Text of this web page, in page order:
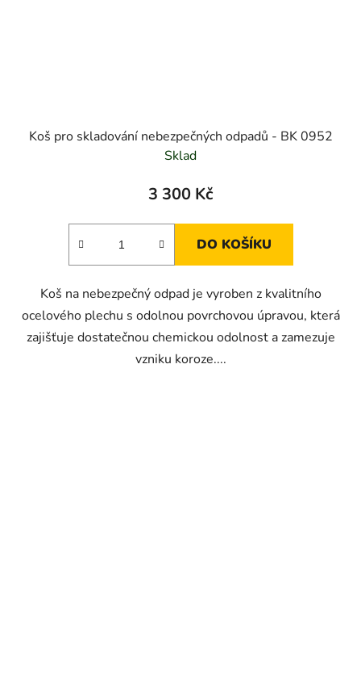
Koš pro skladování nebezpečných odpadů - BK 0952
Sklad
3 300 Kč
DO KOŠÍKU
Koš na nebezpečný odpad je vyroben z kvalitního
ocelového plechu s odolnou povrchovou úpravou, která
zajišťuje dostatečnou chemickou odolnost a zamezuje
vzniku koroze....